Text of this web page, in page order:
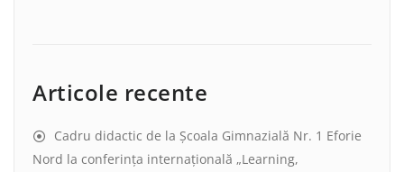
Articole recente
Cadru didactic de la Școala Gimnazială Nr. 1 Eforie
Nord la conferința internațională „Learning,